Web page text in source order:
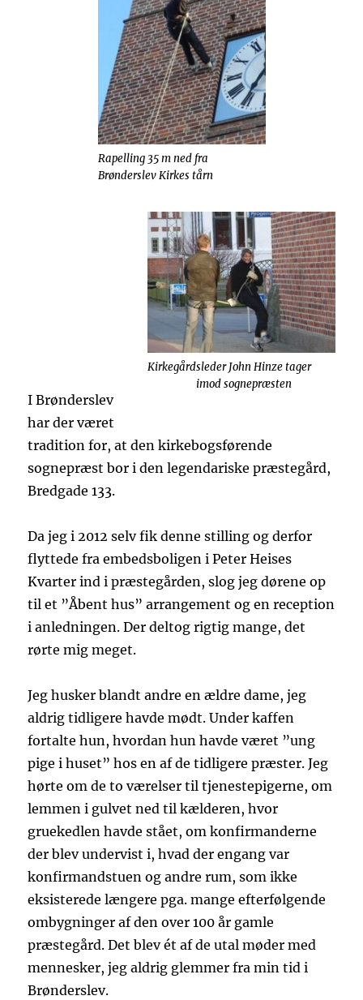
Rapelling 35 m ned fra
Brønderslev Kirkes tårn
Kirkegårdsleder John Hinze tager
imod sognepræsten
I Brønderslev
har der været
tradition for, at den kirkebogsførende
sognepræst bor i den legendariske præstegård,
Bredgade 133.
Da jeg i 2012 selv fik denne stilling og derfor
flyttede fra embedsboligen i Peter Heises
Kvarter ind i præstegården, slog jeg dørene op
til et ”Åbent hus” arrangement og en reception
i anledningen. Der deltog rigtig mange, det
rørte mig meget.
Jeg husker blandt andre en ældre dame, jeg
aldrig tidligere havde mødt. Under kaffen
fortalte hun, hvordan hun havde været ”ung
pige i huset” hos en af de tidligere præster. Jeg
hørte om de to værelser til tjenestepigerne, om
lemmen i gulvet ned til kælderen, hvor
gruekedlen havde stået, om konfirmanderne
der blev undervist i, hvad der engang var
konfirmandstuen og andre rum, som ikke
eksisterede længere pga. mange efterfølgende
ombygninger af den over 100 år gamle
præstegård. Det blev ét af de utal møder med
mennesker, jeg aldrig glemmer fra min tid i
Brønderslev.